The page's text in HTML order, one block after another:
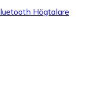
Högtalare